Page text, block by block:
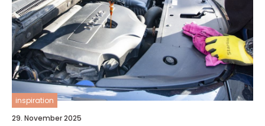
inspiration
29. November 2025